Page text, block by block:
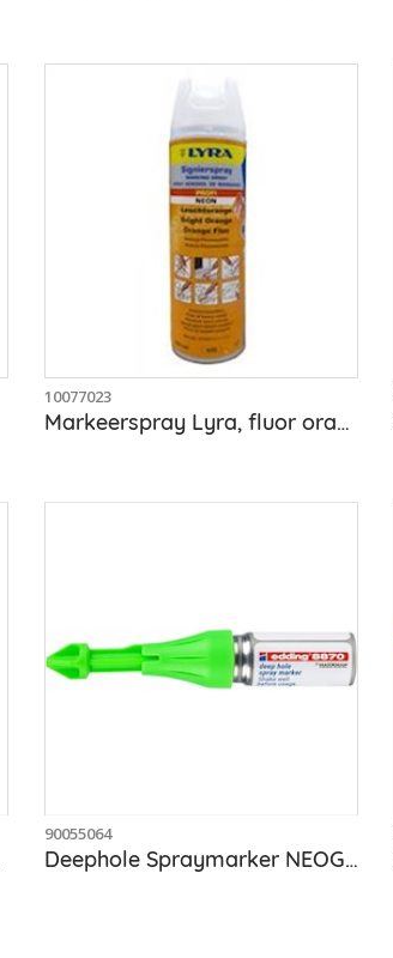
Markeerspray Lyra, fluor oranje, bus 500 ml
10077023
Deephole Spraymarker NEOGREEN
90055064